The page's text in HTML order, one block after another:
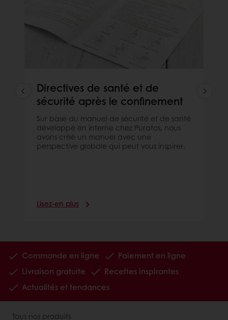
Directives de santé et de
sécurité après le confinement
Sur base du manuel de sécurité et de santé
développé en interne chez Puratos, nous
avons créé un manuel avec une
perspective globale qui peut vous inspirer.
Lisez-en plus
Commande en ligne
Paiement en ligne
Livraison gratuite
Recettes inspirantes
Actualités et tendances
Tous nos produits